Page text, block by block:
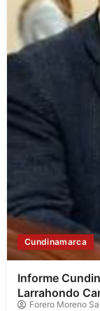
Cundinamarca
Informe
Larrahondo
Forero Moreno